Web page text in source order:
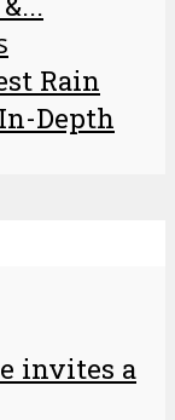
Rain
Depth
invites a